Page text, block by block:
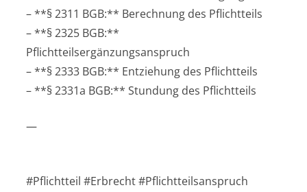
– **§ 2311 BGB:** Berechnung des Pflichtteils
– **§ 2325 BGB:**
Pflichtteilsergänzungsanspruch
– **§ 2333 BGB:** Entziehung des Pflichtteils
– **§ 2331a BGB:** Stundung des Pflichtteils
—
#Pflichtteil #Erbrecht #Pflichtteilsanspruch